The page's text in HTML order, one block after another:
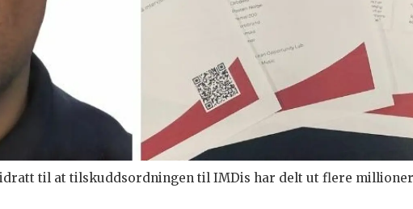
til at tilskuddsordningen til IMDis har delt ut flere